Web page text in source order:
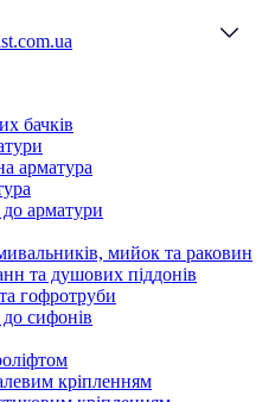
бачків
арматура
арматури
мийок та раковин
та душових піддонів
гофротруби
сифонів
кріпленням